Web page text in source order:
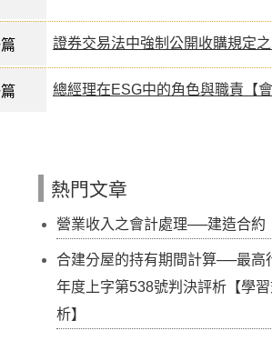
篇 證券交易法中強制公開收購規定
總經理在ESG中的角色與職責【會
熱門文章
營業收入之會計處理──建造合約
合建分屋的持有期間計算──最高
年度上字第538號判決評析【學
析】